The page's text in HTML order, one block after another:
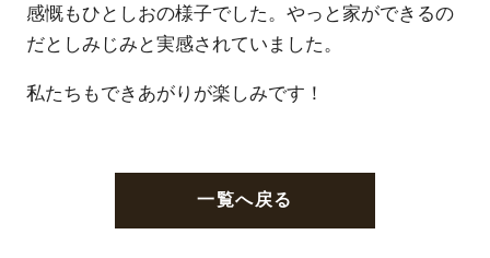
感慨もひとしおの様子でした。やっと家ができるの
だとしみじみと実感されていました。
私たちもできあがりが楽しみです！
一覧へ戻る